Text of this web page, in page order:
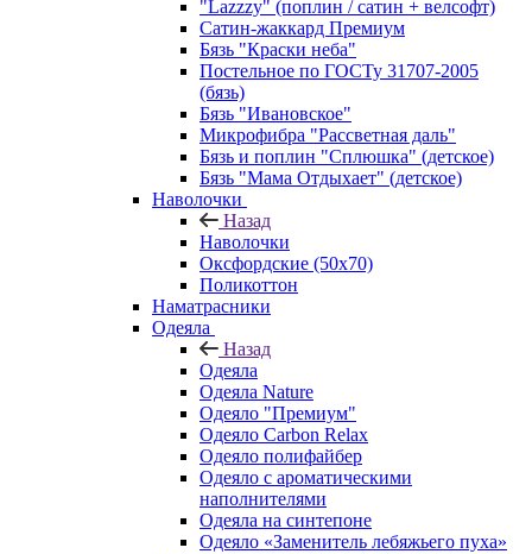
"Lazzzy" (поплин / сатин + велсофт)
Сатин-жаккард Премиум
Бязь "Краски неба"
Постельное по ГОСТу 31707-2005
(бязь)
Бязь "Ивановское"
Микрофибра "Рассветная даль"
Бязь и поплин "Сплюшка" (детское)
Бязь "Мама Отдыхает" (детское)
Наволочки
Назад
Наволочки
Оксфордские (50х70)
Поликоттон
Наматрасники
Одеяла
Назад
Одеяла
Одеяла Nature
Одеяло "Премиум"
Одеяло Carbon Relax
Одеяло полифайбер
Одеяло с ароматическими
наполнителями
Одеяла на синтепоне
Одеяло «Заменитель лебяжьего пуха»